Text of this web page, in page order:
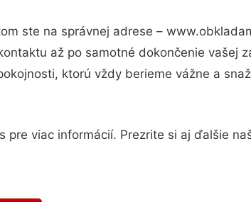
ste na správnej adrese –
až po samotné dokončenie vašej
ktorú vždy berieme vážne a
viac informácií. Prezrite si aj ďalšie